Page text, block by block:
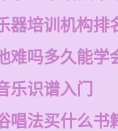
器培训机构排
难吗多久能学
乐识谱入门
唱法买什么书